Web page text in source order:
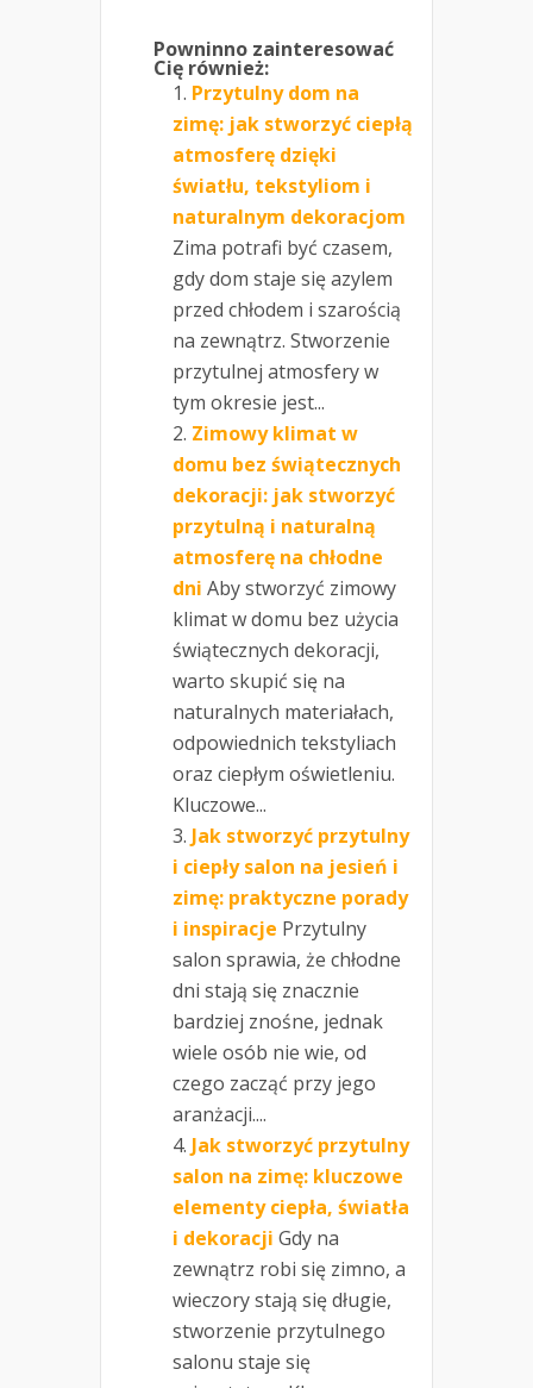
Powninno zainteresować
Cię również:
Przytulny dom na
zimę: jak stworzyć ciepłą
atmosferę dzięki
światłu, tekstyliom i
naturalnym dekoracjom
Zima potrafi być czasem,
gdy dom staje się azylem
przed chłodem i szarością
na zewnątrz. Stworzenie
przytulnej atmosfery w
tym okresie jest...
Zimowy klimat w
domu bez świątecznych
dekoracji: jak stworzyć
przytulną i naturalną
atmosferę na chłodne
dni Aby stworzyć zimowy
klimat w domu bez użycia
świątecznych dekoracji,
warto skupić się na
naturalnych materiałach,
odpowiednich tekstyliach
oraz ciepłym oświetleniu.
Kluczowe...
Jak stworzyć przytulny
i ciepły salon na jesień i
zimę: praktyczne porady
i inspiracje Przytulny
salon sprawia, że chłodne
dni stają się znacznie
bardziej znośne, jednak
wiele osób nie wie, od
czego zacząć przy jego
aranżacji....
Jak stworzyć przytulny
salon na zimę: kluczowe
elementy ciepła, światła
i dekoracji Gdy na
zewnątrz robi się zimno, a
wieczory stają się długie,
stworzenie przytulnego
salonu staje się